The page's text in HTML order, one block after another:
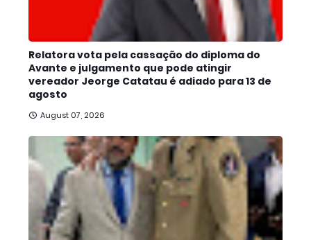
Relatora vota pela cassação do diploma do
Avante e julgamento que pode atingir
vereador Jeorge Catatau é adiado para 13 de
agosto
August 07, 2026